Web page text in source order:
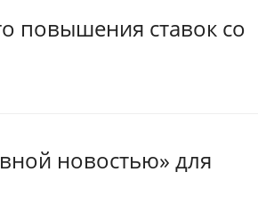
повышения ставок со
новостью» для